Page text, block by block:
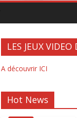
LES JEUX
A découvrir ICI
Hot News